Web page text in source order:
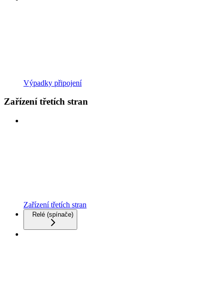
Výpadky připojení
Zařízení třetích stran
Zařízení třetích stran
Relé (spínače)